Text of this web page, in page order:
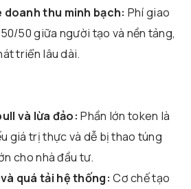
doanh thu minh bạch: Phí giao
50 giữa người tạo và nền tảng,
triển lâu dài.
và lừa đảo: Phần lớn token là
giá trị thực và dễ bị thao túng
cho nhà đầu tư.
quá tải hệ thống: Cơ chế tạo